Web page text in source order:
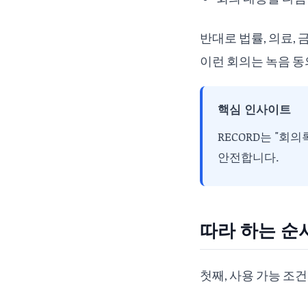
반대로 법률, 의료,
이런 회의는 녹음
핵심 인사이트
RECORD는 "회
안전합니다.
따라 하는 순
첫째, 사용 가능 조